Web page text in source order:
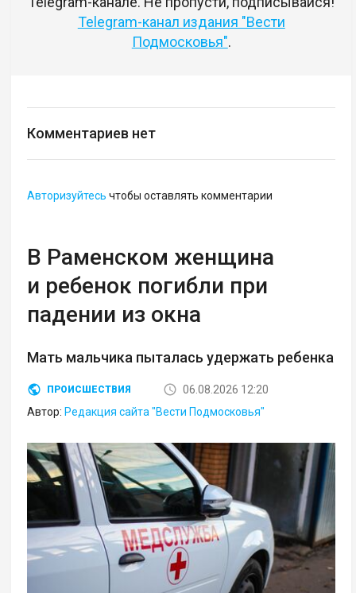
Telegram-канал издания "Вести
Подмосковья".
Комментариев нет
Авторизуйтесь чтобы оставлять комментарии
В Раменском женщина
и ребенок погибли при
падении из окна
Мать мальчика пыталась удержать ребенка
ПРОИСШЕСТВИЯ
06.08.2026 12:20
Автор: Редакция сайта "Вести Подмосковья"